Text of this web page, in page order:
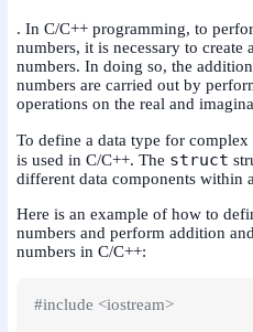
. In C/C++ programming, to
numbers, it is necessary to
numbers. In doing so, the
numbers are carried out by
operations on the real and
To define a data type for complex
is used in C/C++. The struct
different data components within
Here is an example of how to
numbers and perform addition
numbers in C/C++:
#include <iostream>